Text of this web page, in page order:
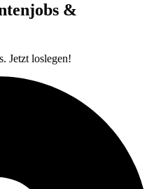
&
Jetzt loslegen!